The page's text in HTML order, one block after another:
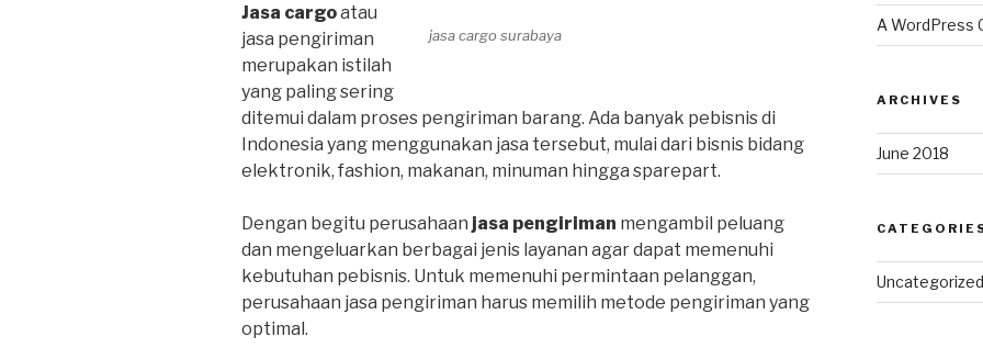
jasa cargo surabaya
Jasa cargoatau
jasa pengiriman
merupakan istilah
yang paling sering
ditemui dalam proses pengiriman barang. Ada banyak pebisnis di
Indonesia yang menggunakan jasa tersebut, mulai dari bisnis bidang
elektronik, fashion, makanan, minuman hingga sparepart.
Dengan begitu perusahaan jasa pengiriman mengambil peluang
dan mengeluarkan berbagai jenis layanan agar dapat memenuhi
kebutuhan pebisnis. Untuk memenuhi permintaan pelanggan,
perusahaan jasa pengiriman harus memilih metode pengiriman yang
optimal.
A WordPress
ARCHIVES
June 2018
Uncategorized